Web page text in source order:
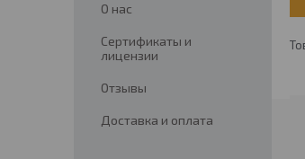
О нас
Сертификаты и
лицензии
Отзывы
Доставка и оплата